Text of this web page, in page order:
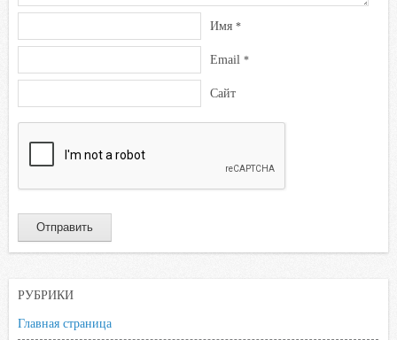
Имя *
Email *
Сайт
РУБРИКИ
Главная страница